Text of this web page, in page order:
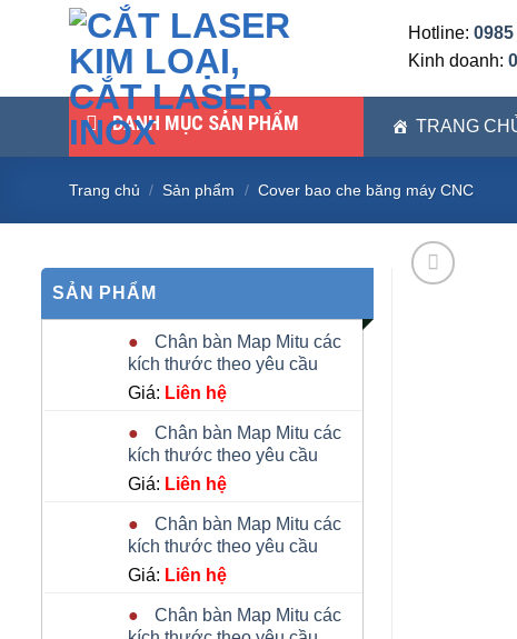
Hotline: 0985
Kinh doanh:
DANH MỤC SẢN PHẨM TRANG
Trang chủ / Sản phẩm / Cover bao che băng máy CNC
SẢN PHẨM
Chân bàn Map Mitu các
kích thước theo yêu cầu
Giá: Liên hệ
Chân bàn Map Mitu các
kích thước theo yêu cầu
Giá: Liên hệ
Chân bàn Map Mitu các
kích thước theo yêu cầu
Giá: Liên hệ
Chân bàn Map Mitu các